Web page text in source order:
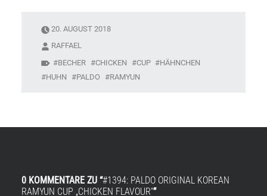
20. AUGUST 2018
RAFFAEL
BECHER
CHICKEN CUP
HÄHNCHEN
HUHN
PALDO RAMYUN
0 KOMMENTARE ZU “#1394: PALDO ORIGINAL KOREAN
RAMYUN CUP „CHICKEN FLAVOUR“”